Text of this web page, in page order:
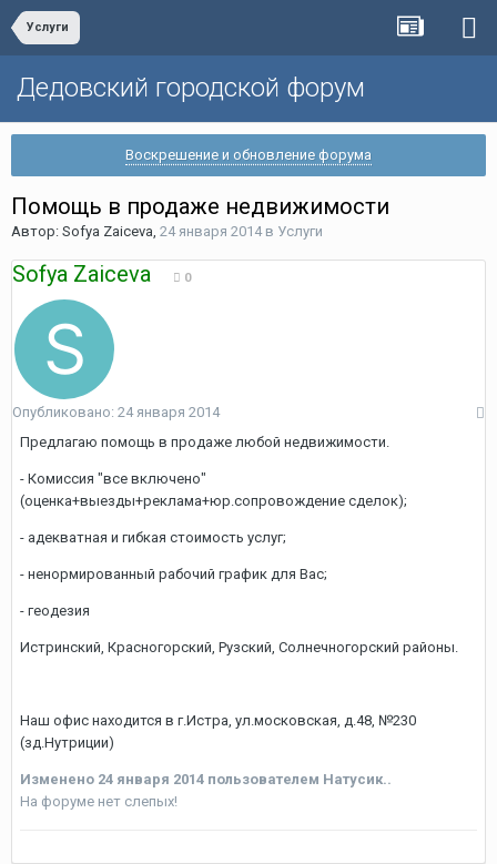
Услуги
Дедовский городской форум
Воскрешение и обновление форума
Помощь в продаже недвижимости
Автор: Sofya Zaiceva, 24 января 2014в Услуги
Sofya Zaiceva 0
Опубликовано: 24 января 2014
Предлагаю помощь в продаже любой недвижимости.
- Комиссия "все включено"
(оценка+выезды+реклама+юр.сопровождение сделок);
- адекватная и гибкая стоимость услуг;
- ненормированный рабочий график для Вас;
- геодезия
Истринский, Красногорский, Рузский, Солнечногорский районы.
Наш офис находится в г.Истра, ул.московская, д.48, №230
(зд.Нутриции)
Изменено 24 января 2014 пользователем Натусик..
На форуме нет слепых!